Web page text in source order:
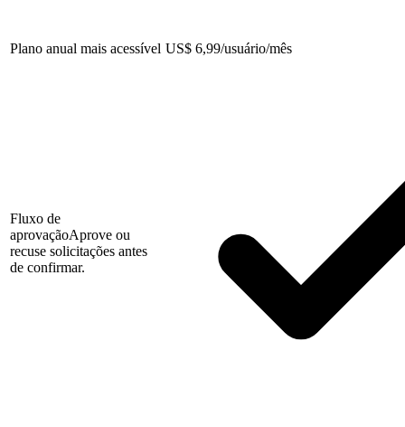
Plano anual mais acessível US$ 6,99/usuário/mês
Fluxo de
aprovaçãoAprove ou
recuse solicitações antes
de confirmar.